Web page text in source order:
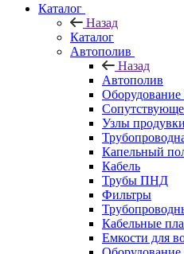
Каталог
Назад
Каталог
Автополив
Назад
Автополив
Оборудование
Узлы продувки
Капельный
Кабель
Трубы ПНД
Фильтры
Кабельные
Емкости для